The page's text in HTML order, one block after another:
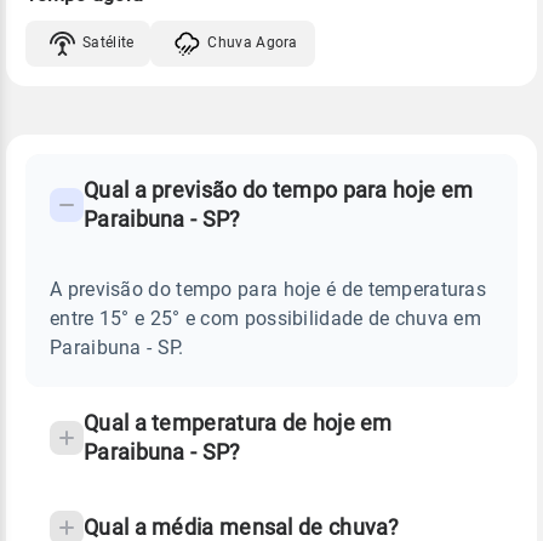
Satélite Chuva Agora
TEMPO
PARAIBUNA
Perguntas
sobre
chuva
Qual a previsão do tempo para hoje em
Paraibuna - SP?
A previsão do tempo para hoje é de temperaturas
entre 15° e 25° e com possibilidade de chuva em
Paraibuna - SP.
Qual a temperatura de hoje em
Paraibuna - SP?
Qual a média mensal de chuva?